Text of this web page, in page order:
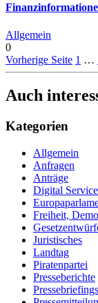
Allgemein
0
Vorherige Seite 1 …
Auch
Kategorien
Allgemein
Anfragen
Anträge
Digital
Freiheit,
Juristisches
Landtag
Piratenpartei
Presseberichte
Pressebriefings